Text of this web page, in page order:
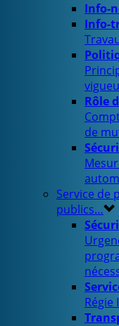
Info-
Info-
Rôle
de
Service de
publics…